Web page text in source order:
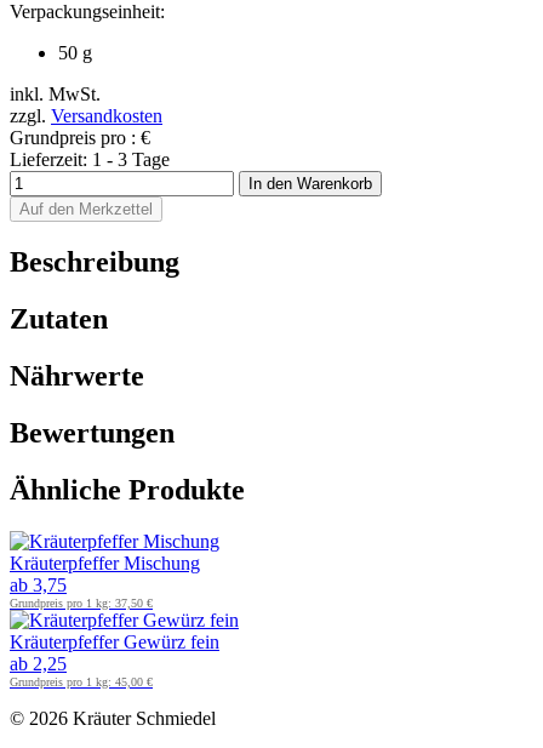
Verpackungseinheit:
50 g
inkl. MwSt.
zzgl. Versandkosten
Grundpreis pro : €
Lieferzeit: 1 - 3 Tage
Auf den Merkzettel
Beschreibung
Zutaten
Nährwerte
Bewertungen
Ähnliche Produkte
Kräuterpfeffer Mischung
ab 3,75
Grundpreis pro 1 kg: 37,50 €
Kräuterpfeffer Gewürz fein
ab 2,25
Grundpreis pro 1 kg: 45,00 €
© 2026 Kräuter Schmiedel